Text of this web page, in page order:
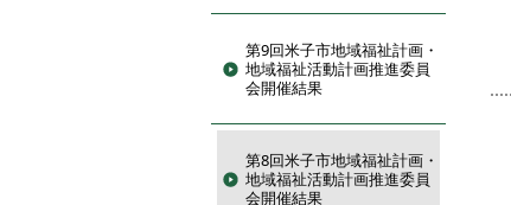
第9回米子市地域福祉計画・
地域福祉活動計画推進委員
会開催結果
第8回米子市地域福祉計画・
地域福祉活動計画推進委員
会開催結果